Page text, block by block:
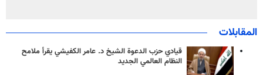
المقابلات
قيادي حزب الدعوة الشيخ د. عامر الكفيشي يقرأ ملامح
النظام العالمي الجديد